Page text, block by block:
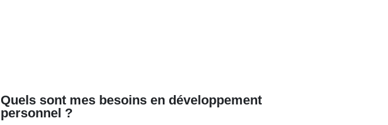
Quels sont mes besoins en développement
personnel ?